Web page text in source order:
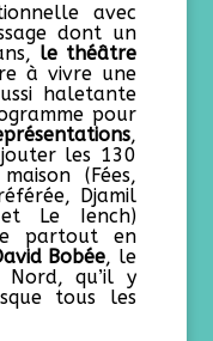
avec
dont un
le théâtre
à vivre une
haletante
pour
,
les 130
(Fées,
Djamil
Le Iench)
partout en
Bobée, le
qu’il y
tous les